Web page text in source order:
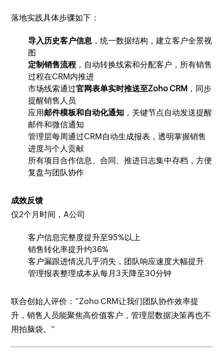
落地实践具体步骤如下：
导入历史客户信息 ，统一数据结构，建立客户全景视
图
定制销售流程 ，自动转换线索和分配客户，所有销售
过程在CRM内推进
市场线索通过官网表单实时推送至Zoho CRM ，同步
提醒销售人员
应用 邮件模板和自动化通知 ，关键节点自动发送提醒
邮件和微信通知
管理层每周通过CRM自动生成报表，透明掌握销售
进度与个人贡献
所有项目合作信息、合同、推进日志集中存档，方便
复盘与团队协作
成效反馈
仅2个月时间，A公司
客户信息完整度提升至95%以上
销售转化率提升约36%
客户漏跟进情况几乎消失，团队响应速度大幅提升
管理报表整理成本从每月3天降至30分钟
联合创始人评价：“Zoho CRM让我们团队协作效率提
升，销售人员能聚焦高价值客户，管理层数据决策再也不
用拍脑袋。”